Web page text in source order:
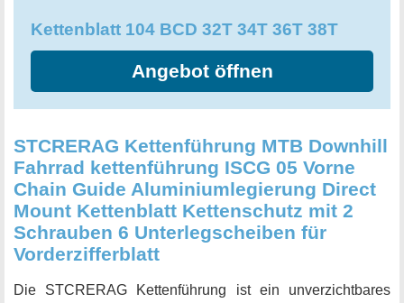
Kettenblatt 104 BCD 32T 34T 36T 38T
Angebot öffnen
STCRERAG Kettenführung MTB Downhill
Fahrrad kettenführung ISCG 05 Vorne
Chain Guide Aluminiumlegierung Direct
Mount Kettenblatt Kettenschutz mit 2
Schrauben 6 Unterlegscheiben für
Vorderzifferblatt
Die STCRERAG Kettenführung ist ein unverzichtbares